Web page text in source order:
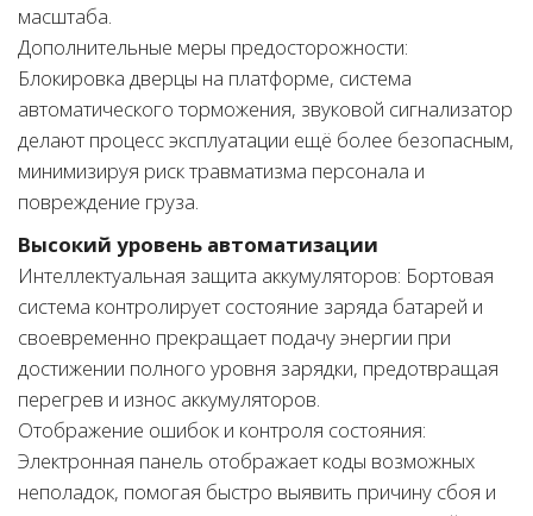
масштаба.
Дополнительные меры предосторожности:
Блокировка дверцы на платформе, система
автоматического торможения, звуковой сигнализатор
делают процесс эксплуатации ещё более безопасным,
минимизируя риск травматизма персонала и
повреждение груза.
Высокий уровень автоматизации
Интеллектуальная защита аккумуляторов: Бортовая
система контролирует состояние заряда батарей и
своевременно прекращает подачу энергии при
достижении полного уровня зарядки, предотвращая
перегрев и износ аккумуляторов.
Отображение ошибок и контроля состояния:
Электронная панель отображает коды возможных
неполадок, помогая быстро выявить причину сбоя и